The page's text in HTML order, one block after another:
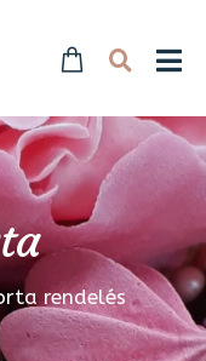
rendelés